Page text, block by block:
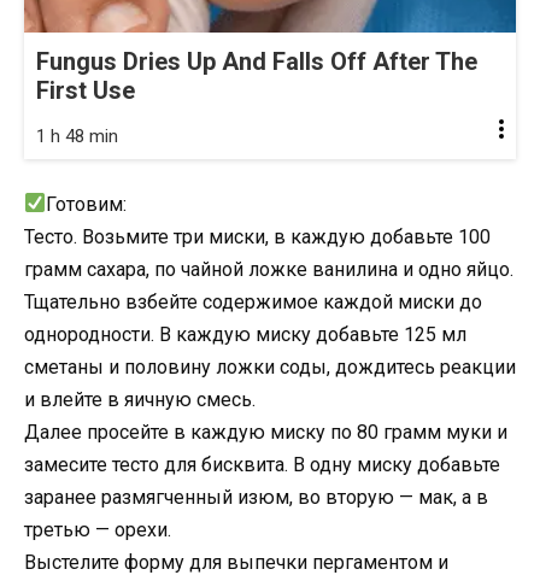
Fungus Dries Up And Falls Off After The
First Use
1 h 48 min
Готовим:
Тесто. Возьмите три миски, в каждую добавьте 100
грамм сахара, по чайной ложке ванилина и одно яйцо.
Тщательно взбейте содержимое каждой миски до
однородности. В каждую миску добавьте 125 мл
сметаны и половину ложки соды, дождитесь реакции
и влейте в яичную смесь.
Далее просейте в каждую миску по 80 грамм муки и
замесите тесто для бисквита. В одну миску добавьте
заранее размягченный изюм, во вторую — мак, а в
третью — орехи.
Выстелите форму для выпечки пергаментом и